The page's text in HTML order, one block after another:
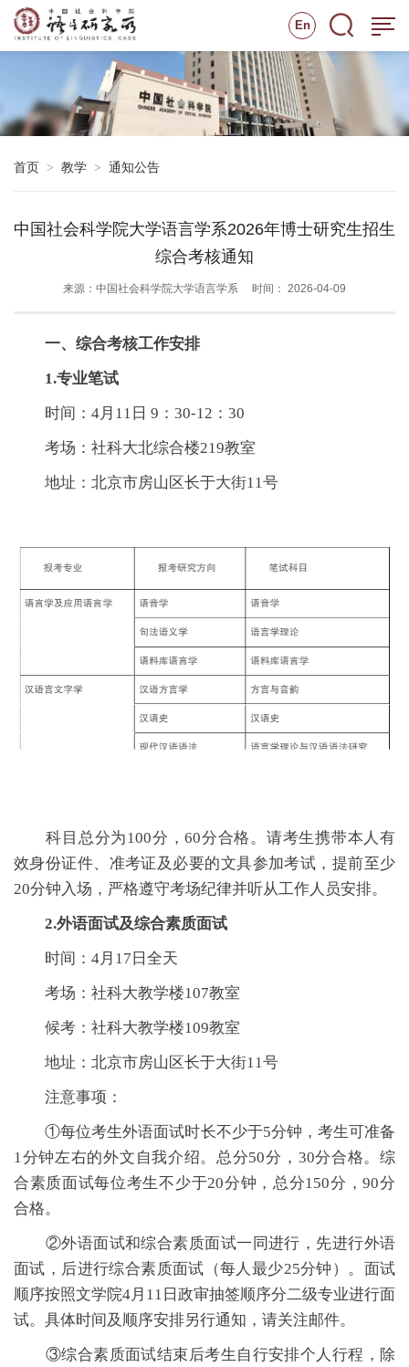
En
首页 > 教学 > 通知公告
中国社会科学院大学语言学系2026年博士研究生招生
综合考核通知
来源：中国社会科学院大学语言学系 时间： 2026-04-09
一、综合考核工作安排
1.专业笔试
时间：4月11日 9：30-12：30
考场：社科大北综合楼219教室
地址：北京市房山区长于大街11号
科目总分为100分，60分合格。请考生携带本人有
效身份证件、准考证及必要的文具参加考试，提前至少
20分钟入场，严格遵守考场纪律并听从工作人员安排。
2.外语面试及综合素质面试
时间：4月17日全天
考场：社科大教学楼107教室
候考：社科大教学楼109教室
地址：北京市房山区长于大街11号
注意事项：
①每位考生外语面试时长不少于5分钟，考生可准备
1分钟左右的外文自我介绍。总分50分，30分合格。综
合素质面试每位考生不少于20分钟，总分150分，90分
合格。
②外语面试和综合素质面试一同进行，先进行外语
面试，后进行综合素质面试（每人最少25分钟）。面试
顺序按照文学院4月11日政审抽签顺序分二级专业进行面
试。具体时间及顺序安排另行通知，请关注邮件。
③综合素质面试结束后考生自行安排个人行程，除